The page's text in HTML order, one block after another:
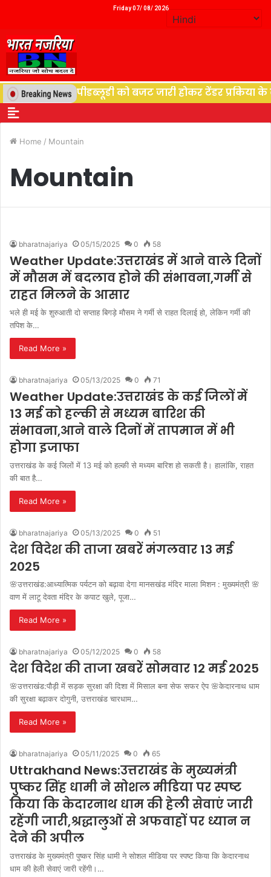
Friday 07/ 08/ 2026
विभाग पीडब्लूडी को बजट जारी होकर टेंडर प्रकिया के
Home / Mountain
Mountain
bharatnajariya 05/15/2025 0 58
Weather Update:उत्तराखंड में आने वाले दिनों
में मौसम में बदलाव होने की संभावना,गर्मी से
राहत मिलने के आसार
भले ही मई के शुरुआती दो सप्ताह बिगड़े मौसम ने गर्मी से राहत दिलाई हो, लेकिन गर्मी की
तपिश के…
Read More »
bharatnajariya 05/13/2025 0 71
Weather Update:उत्तराखंड के कई जिलों में
13 मई को हल्की से मध्यम बारिश की
संभावना,आने वाले दिनों में तापमान में भी
होगा इजाफा
उत्तराखंड के कई जिलों में 13 मई को हल्की से मध्यम बारिश हो सकती है। हालांकि, राहत
की बात है…
Read More »
bharatnajariya 05/13/2025 0 51
देश विदेश की ताजा खबरें मंगलवार 13 मई
2025
🌸उत्तराखंड:आध्यात्मिक पर्यटन को बढ़ावा देगा मानसखंड मंदिर माला मिशन : मुख्यमंत्री 🌸
वाण में लाटू देवता मंदिर के कपाट खुले, पूजा…
Read More »
bharatnajariya 05/12/2025 0 58
देश विदेश की ताजा खबरें सोमवार 12 मई 2025
🌸उत्तराखंड:पौड़ी में सड़क सुरक्षा की दिशा में मिसाल बना सेफ सफर ऐप 🌸केदारनाथ धाम
की सुरक्षा बढ़ाकर दोगुनी, उत्तराखंड चारधाम…
Read More »
bharatnajariya 05/11/2025 0 65
Uttrakhand News:उत्तराखंड के मुख्यमंत्री
पुष्कर सिंह धामी ने सोशल मीडिया पर स्पष्ट
किया कि केदारनाथ धाम की हेली सेवाएं जारी
रहेंगी जारी,श्रद्धालुओं से अफवाहों पर ध्यान न
देने की अपील
उत्तराखंड के मुख्यमंत्री पुष्कर सिंह धामी ने सोशल मीडिया पर स्पष्ट किया कि केदारनाथ
धाम की हेली सेवाएं जारी रहेंगी।…